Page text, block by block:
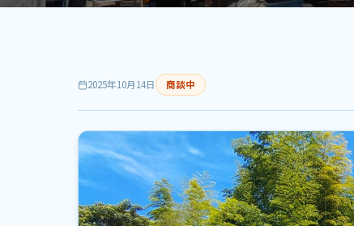
2025年10月14日 商談中